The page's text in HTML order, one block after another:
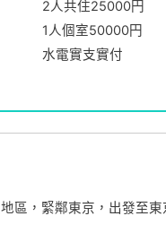
2人共住25000円
1人個室50000円
水電實支實付
區，緊鄰東京，出發至